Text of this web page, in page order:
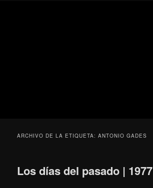
ARCHIVO DE LA ETIQUETA:ANTONIO GADES
Los días del pasado | 1977